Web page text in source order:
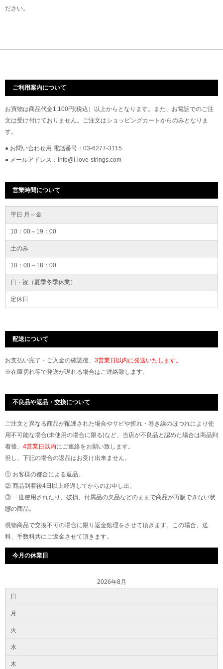
ださい。
ご利用案内について
お買物は商品代金1,100円(税込）以上からとなります。また、お電話でのご注
文は受け付けておりません。ご注文はショッピングカートからのみとなりま
す。
● お問い合わせ用 電話番号：03-6277-3115
● メールアドレス：info@i-love-strings.com
営業時間について
平日 月～金
10：00～19：00
土のみ
10：00～18：00
日・祝（夏季冬季休業）
定休日
配送について
お支払い完了・ご入金の確認後、 3営業日以内に発送いたします。
※在庫切れ等で発送が遅れる場合はご連絡致します。
不良品や返品・交換について
ご注文と異なる商品が配達された場合やサビや折れ・巻き線のほつれにより使
用不可能な場合(未使用の場合に限る)など、当店が不良品と認めた場合は商品到
着後、 4営業日以内にご連絡をお願い致します。
但し、下記の場合の返品はお受け出来ません。
① お客様の都合による返品。
② 商品到着後4日以上経過してからのお申し出。
③ 一度使用されたり、破損、付属品の欠品などのままで商品が再販できない状
態の商品。
現物商品で交換不可の場合に限り返金処理をさせて頂きます。この場合、送
料、手数料共にご返金させて頂きます。
今月の休業日
2026年8月
日
月
火
水
木